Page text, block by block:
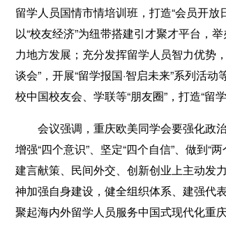
留学人员国情市情培训班，打造“会员开
以“校友经济”为纽带搭建引才聚才平台，
力地方发展；充分发挥留学人员智力优势
谈会”，开展“留学报国·智启未来”系列活
校中国校友会、学联等“朋友圈”，打造“
会议强调，重庆欧美同学会要强化政治
增强“四个意识”、坚定“四个自信”、做到“
建言献策、民间外交、创新创业上主动发
神加强自身建设，健全组织体系、建强代
聚起海内外留学人员服务中国式现代化重